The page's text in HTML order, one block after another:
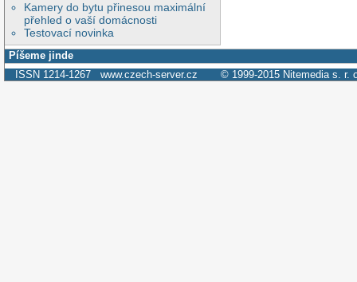
Kamery do bytu přinesou maximální
přehled o vaší domácnosti
Testovací novinka
Píšeme jinde
ISSN 1214-1267 www.czech-server.cz © 1999-2015 Nitemedia s. r.